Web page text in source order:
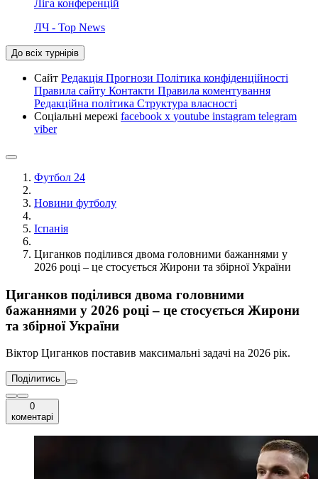
Ліга конференцій
ЛЧ - Top News
До всіх турнірів
Сайт Редакція Прогнози Політика конфіденційності
Правила сайту Контакти Правила коментування
Редакційна політика Структура власності
Соціальні мережі facebook x youtube instagram telegram
viber
Футбол 24
Новини футболу
Іспанія
Циганков поділився двома головними бажаннями у
2026 році – це стосується Жирони та збірної України
Циганков поділився двома головними
бажаннями у 2026 році – це стосується Жирони
та збірної України
Віктор Циганков поставив максимальні задачі на 2026 рік.
Поділитись
0
коментарі